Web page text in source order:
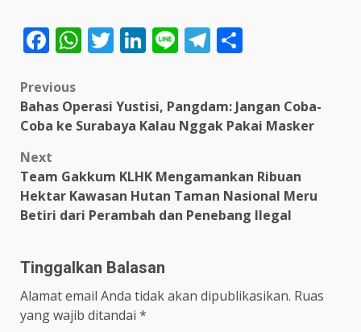
Facebook
WhatsApp
Twitter
LinkedIn
LineTelegram
Post
navigation
Previous
Bahas Operasi Yustisi, Pangdam: Jangan Coba-
Coba ke Surabaya Kalau Nggak Pakai Masker
Next
Team Gakkum KLHK Mengamankan Ribuan
Hektar Kawasan Hutan Taman Nasional Meru
Betiri dari Perambah dan Penebang Ilegal
Tinggalkan Balasan
Alamat email Anda tidak akan dipublikasikan. Ruas
yang wajib ditandai *